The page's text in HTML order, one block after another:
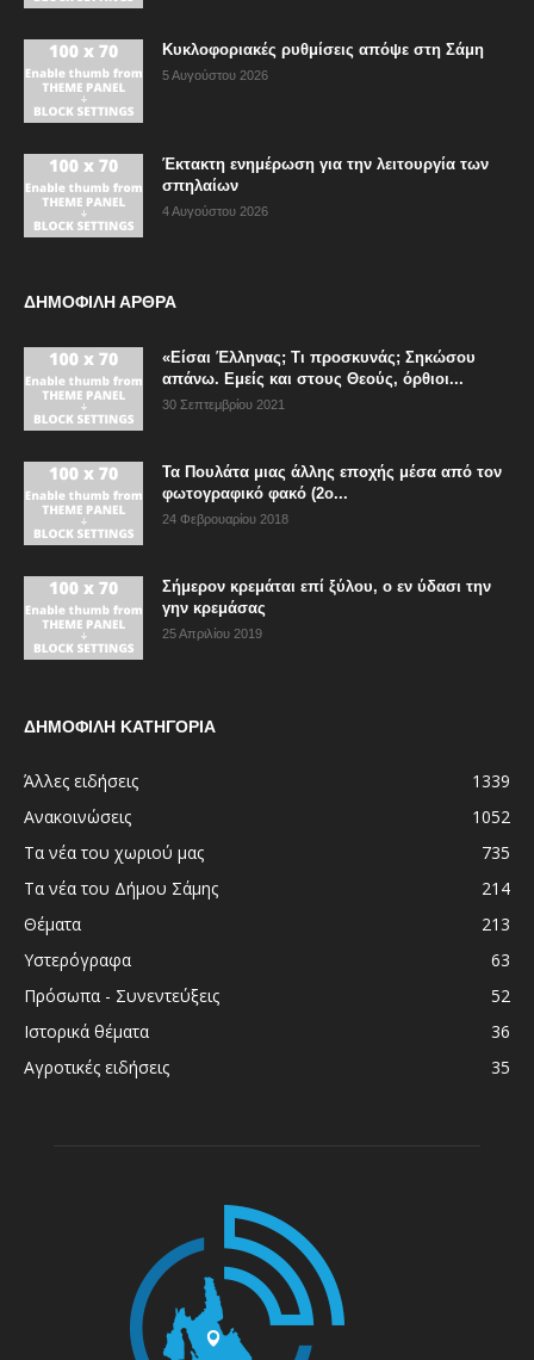
Κυκλοφοριακές ρυθμίσεις απόψε στη Σάμη
5 Αυγούστου 2026
Έκτακτη ενημέρωση για την λειτουργία των
σπηλαίων
4 Αυγούστου 2026
ΔΗΜΟΦΙΛΗ ΑΡΘΡΑ
«Είσαι Έλληνας; Τι προσκυνάς; Σηκώσου
απάνω. Εμείς και στους Θεούς, όρθιοι...
30 Σεπτεμβρίου 2021
Τα Πουλάτα μιας άλλης εποχής μέσα από τον
φωτογραφικό φακό (2ο...
24 Φεβρουαρίου 2018
Σήμερον κρεμάται επί ξύλου, ο εν ύδασι την
γην κρεμάσας
25 Απριλίου 2019
ΔΗΜΟΦΙΛΗ ΚΑΤΗΓΟΡΙΑ
Άλλες ειδήσεις
1339
Ανακοινώσεις
1052
Τα νέα του χωριού μας
735
Τα νέα του Δήμου Σάμης
214
Θέματα
213
Υστερόγραφα
63
Πρόσωπα - Συνεντεύξεις
52
Ιστορικά θέματα
36
Αγροτικές ειδήσεις
35